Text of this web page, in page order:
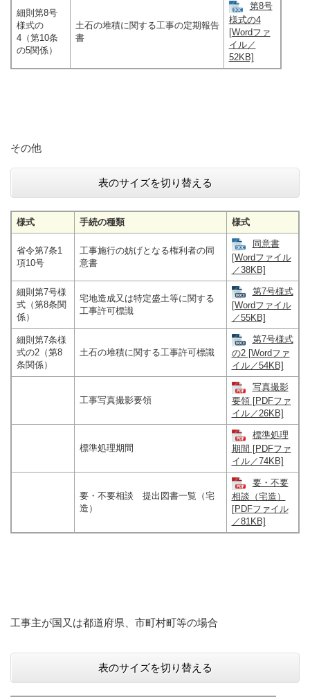
細則第8号
様式の
4（第10条
の5関係）
土石の堆積に関する工事の定期報告
書
第8号
様式の4
[Wordファ
イル／
52KB]
その他
表のサイズを切り替える
様式 手続の種類 様式
省令第7条1
項10号
工事施行の妨げとなる権利者の同
意書
同意書
[Wordファイル
／38KB]
細則第7号様
式（第8条関
係）
宅地造成又は特定盛土等に関する
工事許可標識
第7号様式
[Wordファイル
／55KB]
細則第7条様
式の2（第8
条関係）
土石の堆積に関する工事許可標識
第7号様式
の2 [Wordファ
イル／54KB]
工事写真撮影要領
写真撮影
要領 [PDFファ
イル／26KB]
標準処理期間
標準処理
期間 [PDFファ
イル／74KB]
要・不要相談 提出図書一覧（宅
造）
要・不要
相談（宅造）
[PDFファイル
／81KB]
工事主が国又は都道府県、市町村町等の場合
表のサイズを切り替える